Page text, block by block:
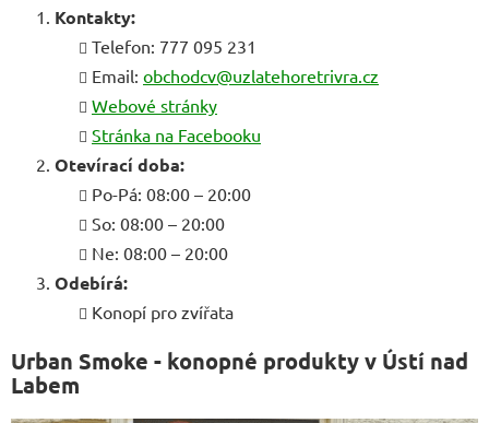
Kontakty:
Telefon: 777 095 231
Email: obchodcv@uzlatehoretrivra.cz
Webové stránky
Stránka na Facebooku
Otevírací doba:
Po-Pá: 08:00 – 20:00
So: 08:00 – 20:00
Ne: 08:00 – 20:00
Odebírá:
Konopí pro zvířata
Urban Smoke - konopné produkty v Ústí nad
Labem